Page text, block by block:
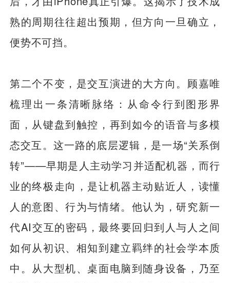
熟的周期往往超出预期，但方向一旦确立，
便势不可挡。
第二个不变，是交互演进的大方向。顾嘉唯
梳理出一条清晰脉络：从命令行到图形界
面，从键盘到触控，再到如今的语音与多模
态交互。这一路的底层逻辑，是一场“关系倒
转”——早期是人主动学习并适配机器，而行
业的终极走向，是让机器主动贴近人，读懂
人的意图、行为与情绪。他认为，研究新一
代AI交互的密码，最终要回归到人与人之间
如何从初识、相知到建立羁绊的社会学本质
中。从大型机、桌面电脑到随身设备，乃至